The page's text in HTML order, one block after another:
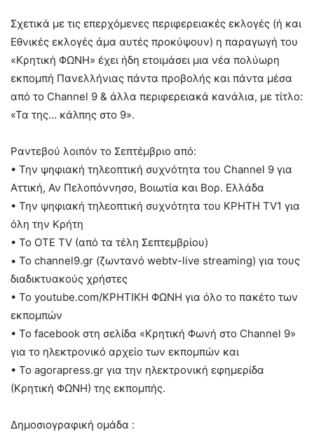
Σχετικά με τις επερχόμενες περιφερειακές εκλογές (ή και
Εθνικές εκλογές άμα αυτές προκύψουν) η παραγωγή του
«Κρητική ΦΩΝΗ» έχει ήδη ετοιμάσει μια νέα πολύωρη
εκπομπή Πανελλήνιας πάντα προβολής και πάντα μέσα
από το Channel 9 & άλλα περιφερειακά κανάλια, με τίτλο:
«Τα της… κάλπης στο 9».
Ραντεβού λοιπόν το Σεπτέμβριο από:
• Την ψηφιακή τηλεοπτική συχνότητα του Channel 9 για
Αττική, Αν Πελοπόννησο, Βοιωτία και Βορ. Ελλάδα
• Την ψηφιακή τηλεοπτική συχνότητα του ΚΡΗΤΗ TV1 για
όλη την Κρήτη
• Το ΟΤΕ TV (από τα τέλη Σεπτεμβρίου)
• Το channel9.gr (ζωντανό webtv-live streaming) για τους
διαδικτυακούς χρήστες
• Το youtube.com/ΚΡΗΤΙΚΗ ΦΩΝΗ για όλο το πακέτο των
εκπομπών
• Το facebook στη σελίδα «Κρητική Φωνή στο Channel 9»
για το ηλεκτρονικό αρχείο των εκπομπών και
• Το agorapress.gr για την ηλεκτρονική εφημερίδα
(Κρητική ΦΩΝΗ) της εκπομπής.
Δημοσιογραφική ομάδα :